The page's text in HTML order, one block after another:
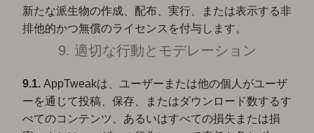
新たな派生物の作成、配布、実行、または表示する非
排他的かつ無償のライセンスを付与します。
9. 適切な行動とモデレーション
9.1. AppTweakは、ユーザーまたは他の個人がユーザ
ーを通じて投稿、保存、またはダウンロード数するす
べてのコンテンツ、あるいはすべての損失または損